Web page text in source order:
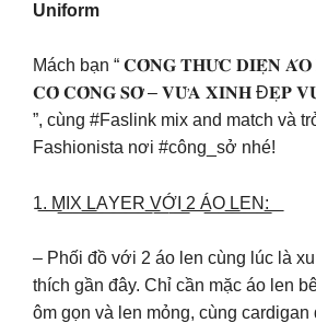
Uniform
Mách bạn “ 𝐂𝐎̂𝐍𝐆 𝐓𝐇𝐔̛́𝐂 𝐃𝐈𝐄̣̂𝐍
𝐂𝐎̂ 𝐂𝐎̂𝐍𝐆 𝐒𝐎̛̉ – 𝐕𝐔̛̀𝐀 𝐗𝐈𝐍𝐇 Đ𝐄̣𝐏
”, cùng #Faslink mix and match và
Fashionista nơi #công_sở nhé!
1͟.͟ ͟M͟I͟X͟ ͟L͟A͟Y͟E͟R͟ ͟V͟Ớ͟I͟ ͟2͟ ͟Á͟O͟ ͟L͟E͟N͟:͟ ͟
– Phối đồ với 2 áo len cùng lúc là
thích gần đây. Chỉ cần mặc áo len
ôm gọn và len mỏng, cùng cardigan